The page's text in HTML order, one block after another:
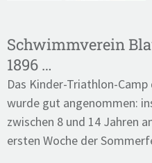
Schwimmverein
1896 …
Das Kinder-Triathlon-Camp
wurde gut angenommen:
zwischen 8 und 14 Jahren
ersten Woche der